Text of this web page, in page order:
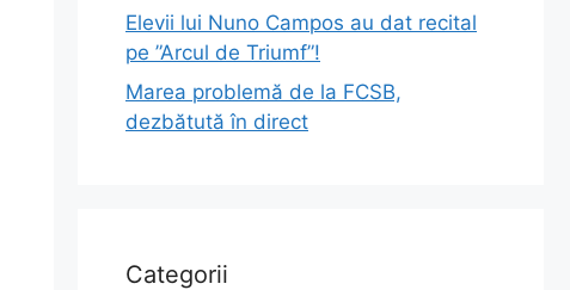
Elevii lui Nuno Campos au dat recital
pe ”Arcul de Triumf”!
Marea problemă de la FCSB,
dezbătută în direct
Categorii